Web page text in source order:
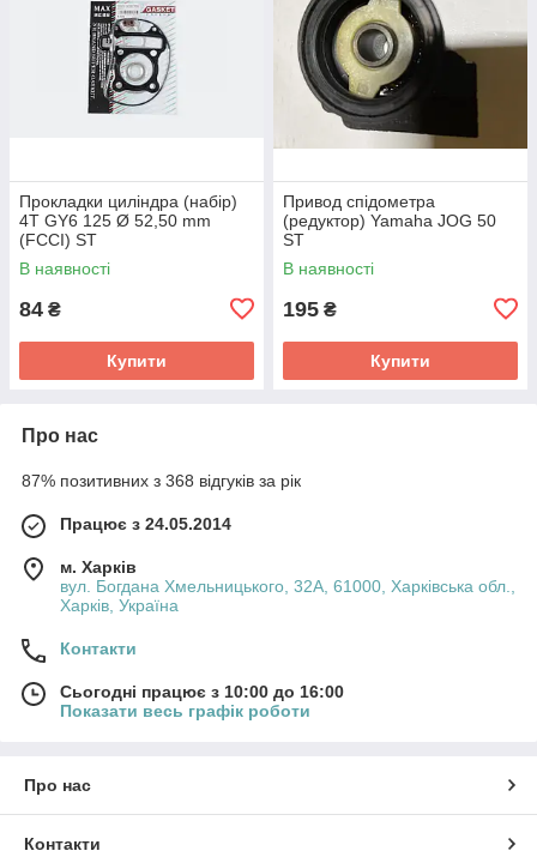
Прокладки циліндра (набір)
4T GY6 125 Ø 52,50 mm
(FCCI) ST
В наявності
84 ₴
Купити
Привод спідометра
(редуктор) Yamaha JOG 50
ST
В наявності
195 ₴
Купити
Про нас
87% позитивних з 368 відгуків за рік
Працює з 24.05.2014
м. Харків
вул. Богдана Хмельницького, 32А, 61000, Харківська обл.,
Харків, Україна
Контакти
Сьогодні працює з 10:00 до 16:00
Показати весь графік роботи
Про нас
Контакти